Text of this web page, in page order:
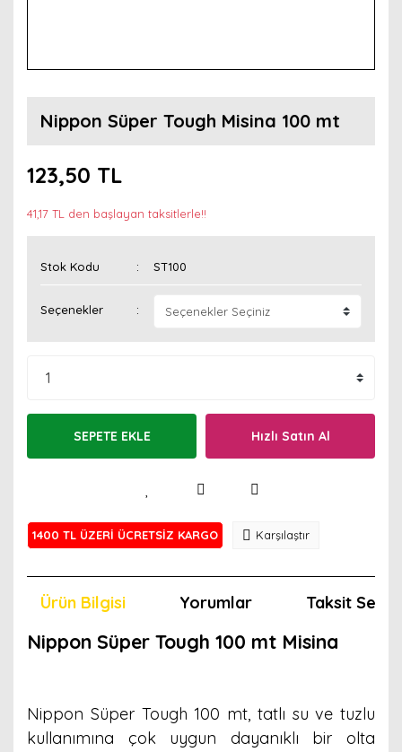
Nippon Süper Tough Misina 100 mt
123,50 TL
41,17 TL den başlayan taksitlerle!!
Stok Kodu ST100
Seçenekler
SEPETE EKLE Hızlı Satın Al
1400 TL ÜZERİ ÜCRETSİZ KARGO Karşılaştır
Ürün Bilgisi Yorumlar Taksit
Nippon Süper Tough 100 mt Misina
Nippon Süper Tough 100 mt, tatlı su ve tuzlu
kullanımına çok uygun dayanıklı bir olta